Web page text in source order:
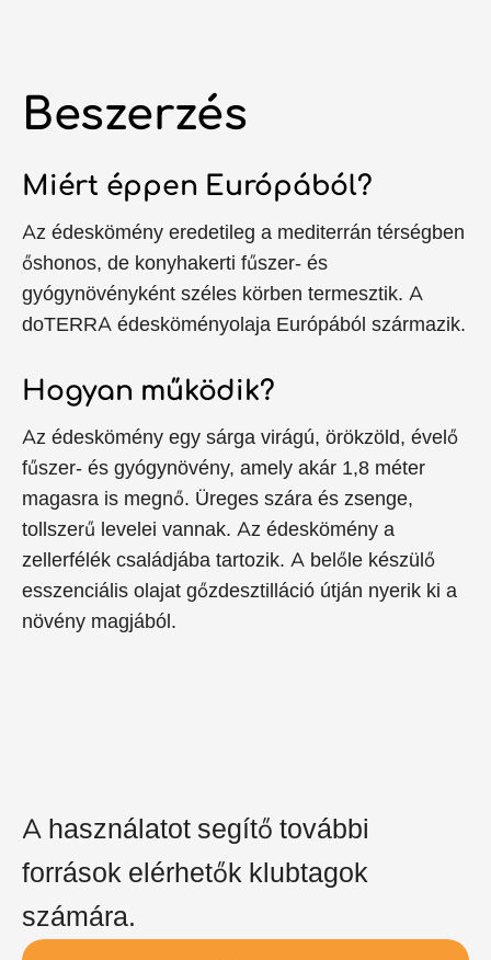
Beszerzés
Miért éppen Európából?
Az édeskömény eredetileg a mediterrán térségben
őshonos, de konyhakerti fűszer- és
gyógynövényként széles körben termesztik. A
doTERRA édesköményolaja Európából származik.
Hogyan működik?
Az édeskömény egy sárga virágú, örökzöld, évelő
fűszer- és gyógynövény, amely akár 1,8 méter
magasra is megnő. Üreges szára és zsenge,
tollszerű levelei vannak. Az édeskömény a
zellerfélék családjába tartozik. A belőle készülő
esszenciális olajat gőzdesztilláció útján nyerik ki a
növény magjából.
A használatot segítő további
források elérhetők klubtagok
számára.